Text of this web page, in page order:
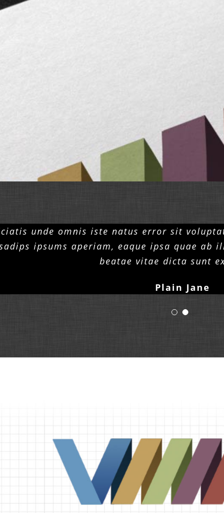
unde omnis iste natus error sit
ipsums aperiam, eaque ipsa quae
beatae vitae dicta sunt
Plain Jane